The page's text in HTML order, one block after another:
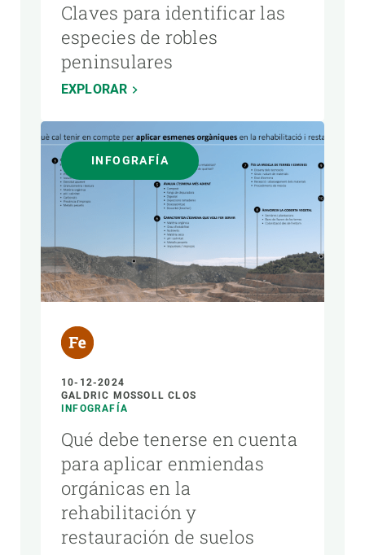
Claves para identificar las
especies de robles
peninsulares
EXPLORAR
INFOGRAFÍA
10-12-2024
GALDRIC MOSSOLL CLOS
INFOGRAFÍA
Qué debe tenerse en cuenta
para aplicar enmiendas
orgánicas en la
rehabilitación y
restauración de suelos